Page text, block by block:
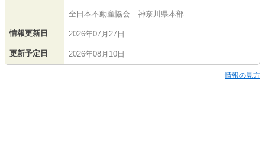
全日本不動産協会 神奈川県本部
情報更新日 2026年07月27日
更新予定日 2026年08月10日
情報の見方